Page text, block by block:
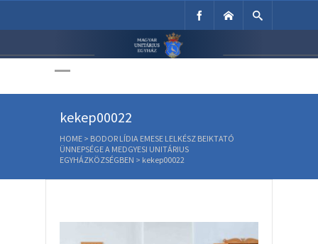
Unitárius Egyház
kekep00022
HOME > BODOR LÍDIA EMESE LELKÉSZ BEIKTATÓ
ÜNNEPSÉGE A MEDGYESI UNITÁRIUS
EGYHÁZKÖZSÉGBEN > kekep00022